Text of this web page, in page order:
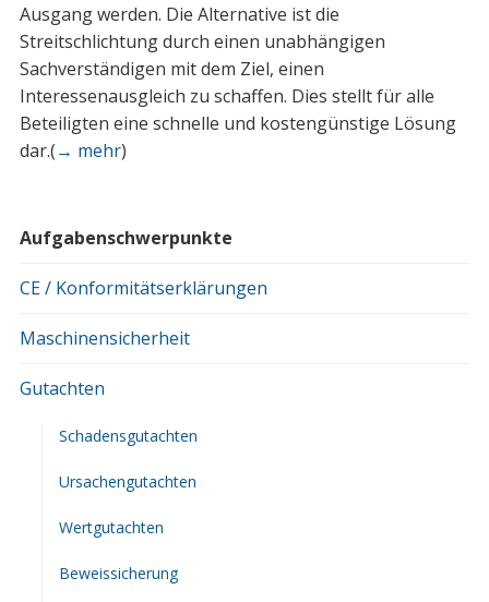
Aufgabenschwerpunkte
CE / Konformitätserklärungen
Maschinensicherheit
Gutachten
Schadensgutachten
Ursachengutachten
Wertgutachten
Beweissicherung
Ausgang werden. Die Alternative ist die
Streitschlichtung durch einen unabhängigen
Sachverständigen mit dem Ziel, einen
Interessenausgleich zu schaffen. Dies stellt für alle
Beteiligten eine schnelle und kostengünstige Lösung
dar.(→ mehr)